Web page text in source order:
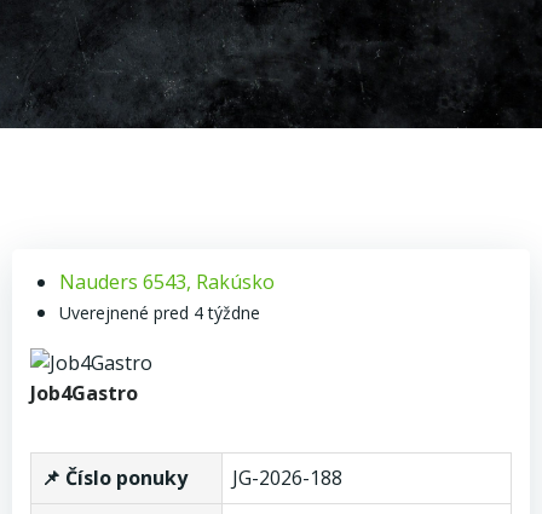
Nauders 6543, Rakúsko
Uverejnené pred 4 týždne
Job4Gastro
📌 Číslo ponuky
JG-2026-188